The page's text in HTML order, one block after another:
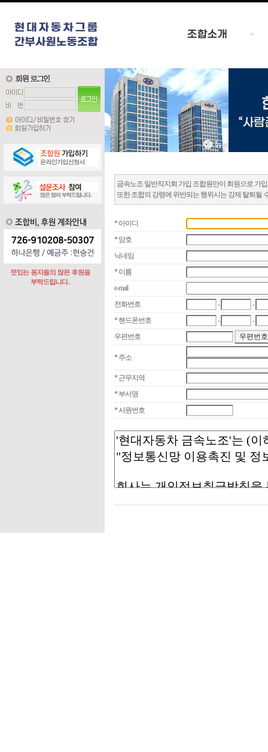
금속노조 일반직지회 가입 조합원만이 회원으로 가
또한 조합의 강령에 위반되는 행위시는 강제 탈퇴될
* 아이디
* 암호
닉네임
* 이름
e-mail
전화번호
-
-
* 핸드폰번호
-
-
우편번호
* 주소
* 근무지역
* 부서명
* 사원번호